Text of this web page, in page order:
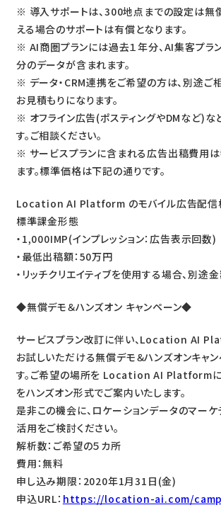
※ 導入サポートは、300地点までの設定は無
える場合のサポートは有償となります。
※ AI商圏プランには過去１年分、AI集客プラ
分のデータが含まれます。
※ データ・CRM連携をご希望の方は、別途ご
お見積もりになります。
※ オフライン広告(ポスティングやDMなど)な
す。ご相談ください。
※ サービスプランに含まれる広告出稿費用
ます。標準価格は下記の通りです。
Location AI Platform のモバイル広告配信
標準課金形態
・1,000IMP(インプレッション：広告表示回
・最低出稿額：50万円
・リッチクリエイティブを使用する場合、別途
◆無償デモ＆ハンズオン キャンペーン◆
サービスプラン改訂に伴い、Location AI
お試しいただける無償デモ＆ハンズオンキャ
す。ご希望の場所を Location AI Platformに
をハンズオン形式でご案内いたします。
是非この機会に、ロケーションデータのマー
活用をご検討ください。
解析数：ご希望の５カ所
費用：無料
申し込み期限：2020年1月31日(金)
申込URL： https://location-ai.com/